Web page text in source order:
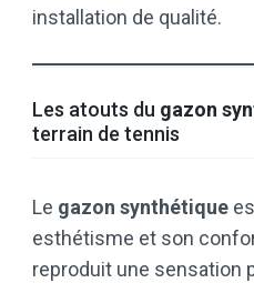
installation de qualité.
Les atouts du gazon
terrain de tennis
Le gazon synthétique
esthétisme et son
reproduit une sensation